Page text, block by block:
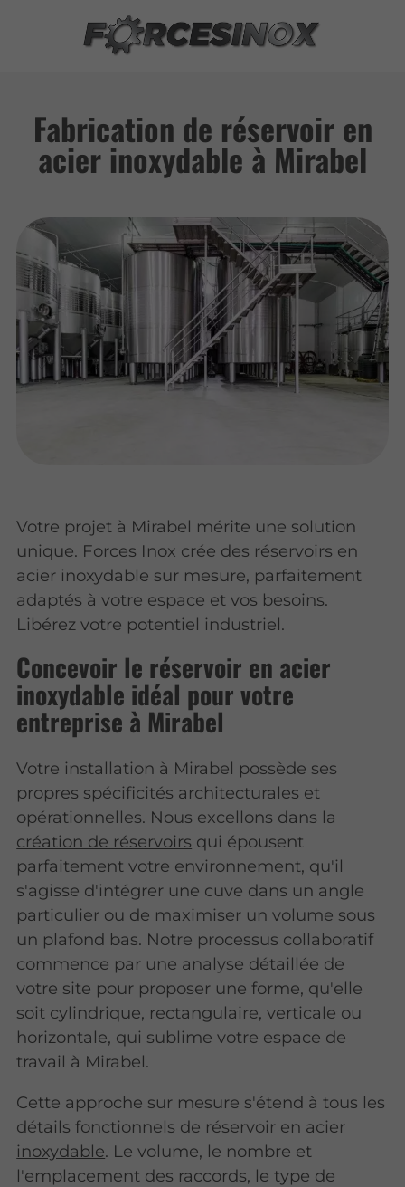
Fabrication de réservoir en
acier inoxydable à Mirabel
Votre projet à Mirabel mérite une solution
unique. Forces Inox crée des réservoirs en
acier inoxydable sur mesure, parfaitement
adaptés à votre espace et vos besoins.
Libérez votre potentiel industriel.
Concevoir le réservoir en acier
inoxydable idéal pour votre
entreprise à Mirabel
Votre installation à Mirabel possède ses
propres spécificités architecturales et
opérationnelles. Nous excellons dans la
création de réservoirs qui épousent
parfaitement votre environnement, qu'il
s'agisse d'intégrer une cuve dans un angle
particulier ou de maximiser un volume sous
un plafond bas. Notre processus collaboratif
commence par une analyse détaillée de
votre site pour proposer une forme, qu'elle
soit cylindrique, rectangulaire, verticale ou
horizontale, qui sublime votre espace de
travail à Mirabel.
Cette approche sur mesure s'étend à tous les
détails fonctionnels de réservoir en acier
inoxydable. Le volume, le nombre et
l'emplacement des raccords, le type de